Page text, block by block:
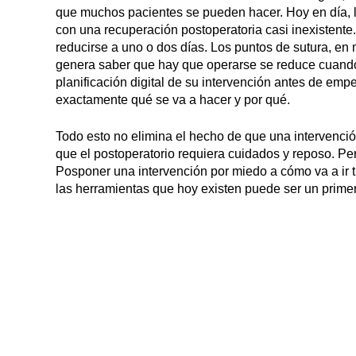
que muchos pacientes se pueden hacer. Hoy en
con una recuperación postoperatoria casi
reducirse a uno o dos días. Los puntos de sutura,
genera saber que hay que operarse se reduce
planificación digital de su intervención antes de
exactamente qué se va a hacer y por qué.
Todo esto no elimina el hecho de que una
que el postoperatorio requiera cuidados y reposo.
Posponer una intervención por miedo a cómo va a
las herramientas que hoy existen puede ser un